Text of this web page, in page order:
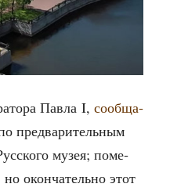
Пав­ла I, сооб­ща­
пред­ва­ри­тель­ным
музея; поме­
окон­ча­тель­но этот